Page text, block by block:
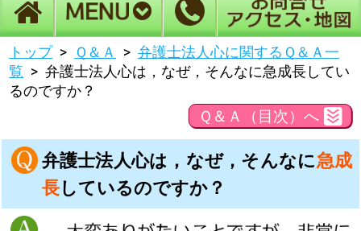
トップ Ｑ＆Ａ
弁護士法人心に関するＱ＆Ａ一
覧
弁護士法人心は，なぜ，そんなに急成長してい
るのですか？
Ｑ＆Ａ（目次）へ
弁護士法人心は，なぜ，そんなに急成
長しているのですか？